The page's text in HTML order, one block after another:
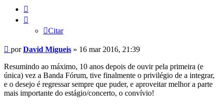
Citar
Mensagem
porDavid Migueis » 16 mar 2016, 21:39
Resumindo ao máximo, 10 anos depois de ouvir pela primeira (e
única) vez a Banda Fórum, tive finalmente o privilégio de a integrar,
e o desejo é regressar sempre que puder, e aproveitar melhor a parte
mais importante do estágio/concerto, o convívio!